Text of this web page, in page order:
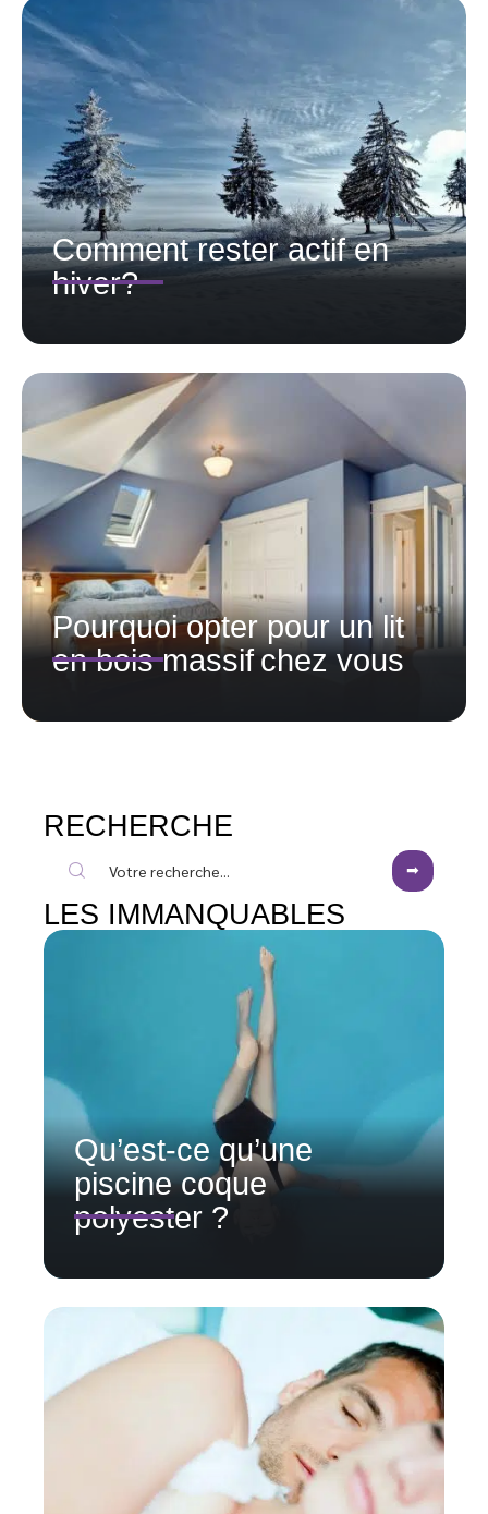
Comment rester actif en
hiver?
Pourquoi opter pour un lit
en bois massif chez vous
RECHERCHE
LES IMMANQUABLES
Qu’est-ce qu’une
piscine coque
polyester ?